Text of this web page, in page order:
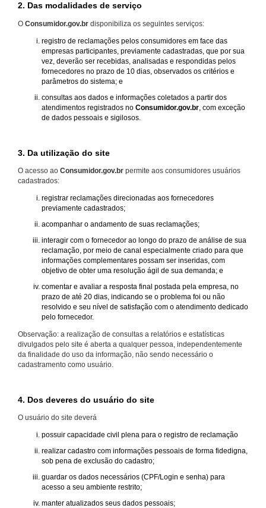
2. Das modalidades de serviço
O Consumidor.gov.br disponibiliza os seguintes serviços:
registro de reclamações pelos consumidores em face das
empresas participantes, previamente cadastradas, que por sua
vez, deverão ser recebidas, analisadas e respondidas pelos
fornecedores no prazo de 10 dias, observados os critérios e
parâmetros do sistema; e
consultas aos dados e informações coletados a partir dos
atendimentos registrados no Consumidor.gov.br , com exceção
de dados pessoais e sigilosos.
3. Da utilização do site
O acesso ao Consumidor.gov.br permite aos consumidores usuários
cadastrados:
registrar reclamações direcionadas aos fornecedores
previamente cadastrados;
acompanhar o andamento de suas reclamações;
interagir com o fornecedor ao longo do prazo de análise de sua
reclamação, por meio de canal especialmente criado para que
informações complementares possam ser inseridas, com
objetivo de obter uma resolução ágil de sua demanda; e
comentar e avaliar a resposta final postada pela empresa, no
prazo de até 20 dias, indicando se o problema foi ou não
resolvido e seu nível de satisfação com o atendimento dedicado
pelo fornecedor.
Observação: a realização de consultas a relatórios e estatísticas
divulgados pelo site é aberta a qualquer pessoa, independentemente
da finalidade do uso da informação, não sendo necessário o
cadastramento como usuário.
4. Dos deveres do usuário do site
O usuário do site deverá
possuir capacidade civil plena para o registro de reclamação
realizar cadastro com informações pessoais de forma fidedigna,
sob pena de exclusão do cadastro;
guardar os dados necessários (CPF/Login e senha) para
acesso a seu ambiente restrito;
manter atualizados seus dados pessoais;